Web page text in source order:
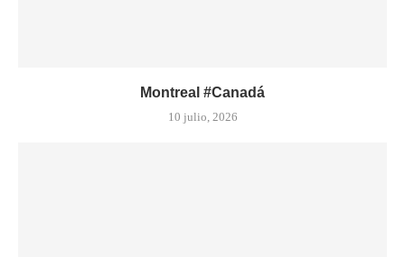
Montreal #Canadá
10 julio, 2026